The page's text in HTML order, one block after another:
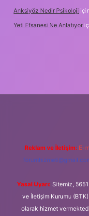
Anksiyöz Nedir Psikoloji için
Yeti Efsanesi Ne Anlatıyor
Reklam ve İletişim: E-
Yasal Uyarı: Sitemiz,
ve İletişim Kurumu (BTK)
olarak hizmet